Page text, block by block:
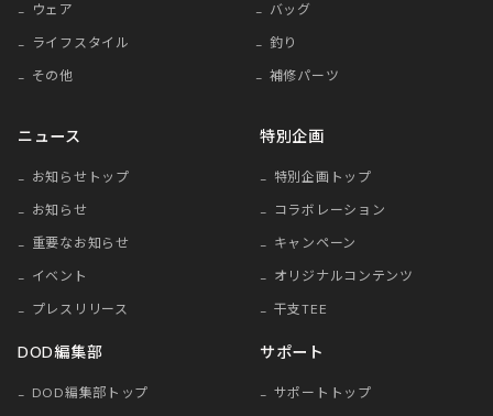
ウェア
バッグ
ライフスタイル
釣り
その他
補修パーツ
ニュース
お知らせトップ
お知らせ
重要なお知らせ
イベント
プレスリリース
特別企画
特別企画トップ
コラボレーション
キャンペーン
オリジナルコンテンツ
干支TEE
DOD編集部
DOD編集部トップ
サポート
サポートトップ